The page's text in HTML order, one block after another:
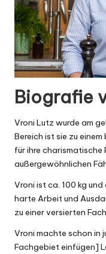
Biografie
Vroni Lutz wurde am
Bereich ist sie zu
für ihre charismatische
außergewöhnlichen
Vroni ist ca. 100 kg
harte Arbeit und
zu einer versierten
Vroni machte schon in
Fachgebiet einfügen]